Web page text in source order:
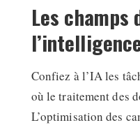
Les champs
Confiez à l’IA les
où le traitement des
L’optimisation des